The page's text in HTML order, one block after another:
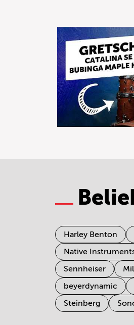
Harley Benton
Native
Sennheiser
beyerdynamic
Steinberg